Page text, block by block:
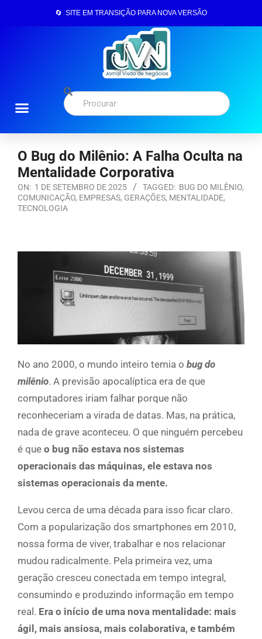
🔄 SITE EM TRANSIÇÃO PARA NOVA VERSÃO
O Bug do Milênio: A Falha Oculta na
Mentalidade Corporativa
ON: 1 DE SETEMBRO DE 2025 TAGGED: BUG DO MILÊNIO,
COMUNICAÇÃO, EMPRESAS, GERAÇÕES, MENTALIDADE,
TECNOLOGIA
No ano 2000, o mundo inteiro temia o bug do
milênio. A previsão apocalíptica era de que
computadores iriam falhar porque não
reconheceriam a virada de datas. Mas, na prática,
nada de grave aconteceu. O que ninguém percebeu
é que o bug não estava nos sistemas
operacionais das máquinas, ele estava nos
sistemas operacionais da mente.
Levou cerca de uma década para isso ficar claro.
Com a popularização dos smartphones em 2010,
nossa forma de viver, trabalhar e nos relacionar
mudou radicalmente. Pela primeira vez, uma
geração cresceu conectada em tempo integral,
consumindo e produzindo informação em tempo
real. Era o início de uma nova mentalidade: mais
ágil, mais ansiosa, mais colaborativa, e também